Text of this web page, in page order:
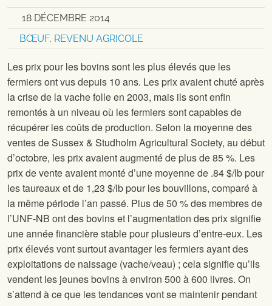
18 DÉCEMBRE 2014
BŒUF, REVENU AGRICOLE
Les prix pour les bovins sont les plus élevés que les
fermiers ont vus depuis 10 ans. Les prix avaient chuté après
la crise de la vache folle en 2003, mais ils sont enfin
remontés à un niveau où les fermiers sont capables de
récupérer les coûts de production. Selon la moyenne des
ventes de Sussex & Studholm Agricultural Society, au début
d’octobre, les prix avaient augmenté de plus de 85 %. Les
prix de vente avaient monté d’une moyenne de .84 $/lb pour
les taureaux et de 1,23 $/lb pour les bouvillons, comparé à
la même période l’an passé. Plus de 50 % des membres de
l’UNF-NB ont des bovins et l’augmentation des prix signifie
une année financière stable pour plusieurs d’entre-eux. Les
prix élevés vont surtout avantager les fermiers ayant des
exploitations de naissage (vache/veau) ; cela signifie qu’ils
vendent les jeunes bovins à environ 500 à 600 livres. On
s’attend à ce que les tendances vont se maintenir pendant